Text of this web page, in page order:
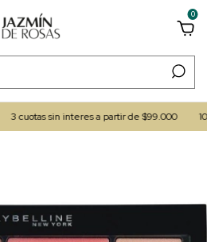
0
3 cuotas sin interes a partir de $99.000